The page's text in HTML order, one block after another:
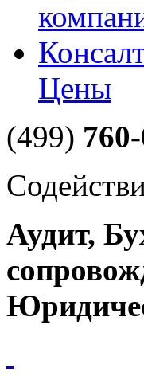
Цены
(499)
Аудит,